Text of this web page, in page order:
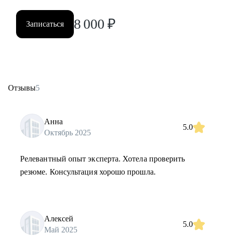
Записаться 8 000 ₽
Отзывы5
Анна
Октябрь 2025
5.0
Релевантный опыт эксперта. Хотела проверить
резюме. Консультация хорошо прошла.
Алексей
Май 2025
5.0